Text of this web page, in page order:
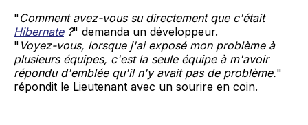
"Comment avez-vous su directement que c'était
Hibernate?" demanda un développeur.
" Voyez-vous, lorsque j'ai exposé mon problème à
plusieurs équipes, c'est la seule équipe à m'avoir
répondu d'emblée qu'il n'y avait pas de problème."
répondit le Lieutenant avec un sourire en coin.